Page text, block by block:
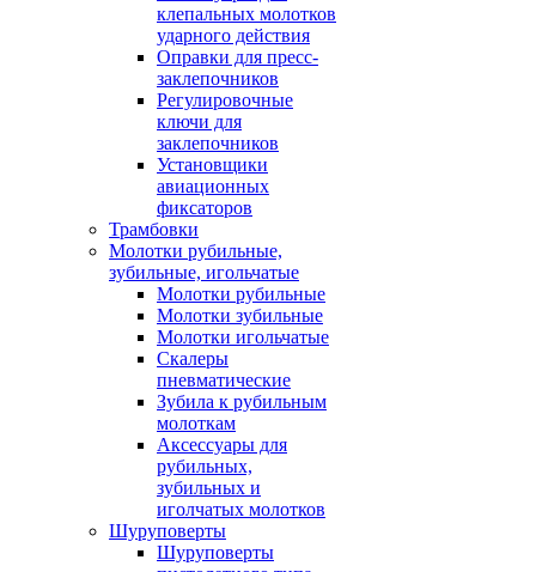
клепальных молотков
ударного действия
Оправки для пресс-
заклепочников
Регулировочные
ключи для
заклепочников
Установщики
авиационных
фиксаторов
Трамбовки
Молотки рубильные,
зубильные, игольчатые
Молотки рубильные
Молотки зубильные
Молотки игольчатые
Скалеры
пневматические
Зубила к рубильным
молоткам
Аксессуары для
рубильных,
зубильных и
иголчатых молотков
Шуруповерты
Шуруповерты